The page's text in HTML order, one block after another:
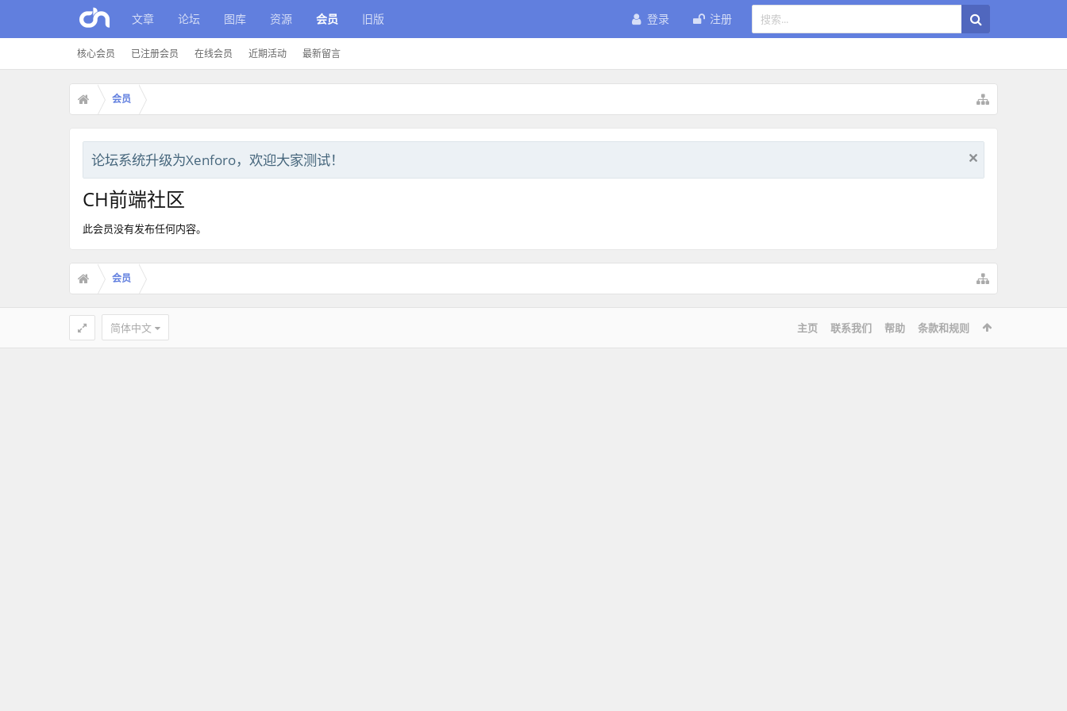
文章 论坛 图库 资源 会员
核心会员 已注册会员 在线会员 近期活动 最新留言
旧版 登录 注册
会员
论坛系统升级为Xenforo，欢迎大家测试！
CH前端社区
此会员没有发布任何内容。
会员
简体中文 主页 联系我们 帮助 条款和规则